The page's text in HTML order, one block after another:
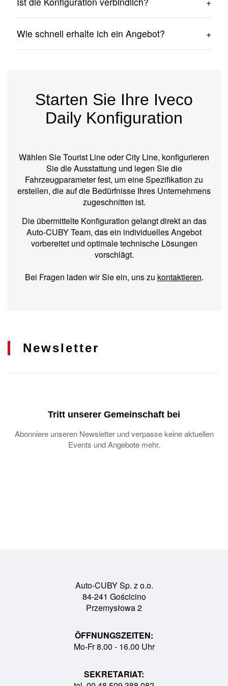
Konfigurationen für beide Fahrgestellvarianten sowie
für die Tourist Line und City Line.
Nein. Die übermittelte Konfiguration bildet die
Grundlage für die Erstellung eines individuellen
Angebots sowie für die Beratung mit unserem Team.
Wie schnell erhalte ich ein Angebot?
Starten Sie Ihre Iveco
Daily Konfiguration
Wählen SieTourist LineoderCity Line, konfigurieren
Sie die Ausstattung und legen Sie die
Fahrzeugparameter fest, um eine Spezifikation zu
erstellen, die auf die Bedürfnisse Ihres Unternehmens
zugeschnitten ist.
Die übermittelte Konfiguration gelangt direkt an das
Auto-CUBY Team, das ein individuelles Angebot
vorbereitet und optimale technische Lösungen
vorschlägt.
Bei Fragen laden wir Sie ein, uns zu kontaktieren.
Newsletter
Tritt unserer Gemeinschaft bei
Abonniere unseren Newsletter und verpasse keine aktuellen
Events und Angebote mehr.
Auto-CUBY Sp. z o.o.
84-241 Gościcino
Przemysłowa 2
ÖFFNUNGSZEITEN:
Mo-Fr 8.00 - 16.00 Uhr
SEKRETARIAT: